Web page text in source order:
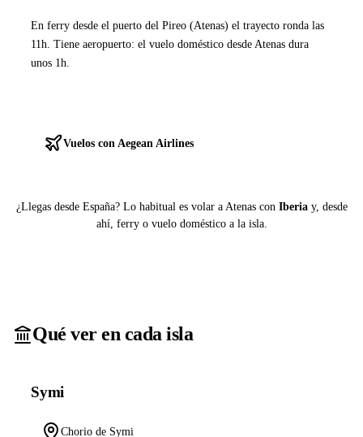
En ferry desde el puerto del Pireo (Atenas) el trayecto ronda las
11h. Tiene aeropuerto: el vuelo doméstico desde Atenas dura
unos 1h.
Vuelos con Aegean Airlines
¿Llegas desde España? Lo habitual es volar a Atenas con Iberiay, desde
ahí, ferry o vuelo doméstico a la isla.
Qué ver en cada isla
Symi
Chorio de Symi